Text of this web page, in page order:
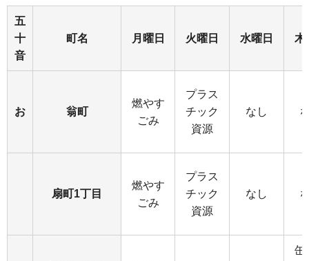
五
十
音
町名 月曜日 火曜日 水曜日 木
お 翁町
燃やす
ごみ
プラス
チック
資源
なし
扇町1丁目
燃やす
ごみ
プラス
チック
資源
なし
缶